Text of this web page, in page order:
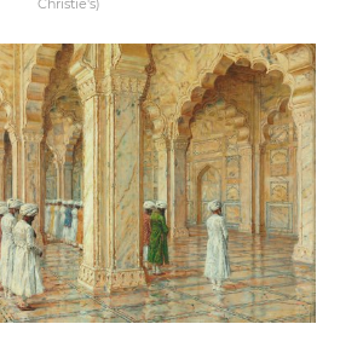
Christie's)